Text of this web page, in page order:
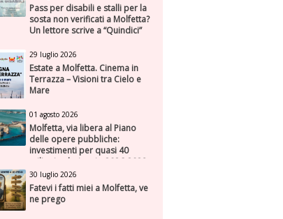
Pass per disabili e stalli per la
sosta non verificati a Molfetta?
Un lettore scrive a “Quindici”
29 luglio 2026
Estate a Molfetta. Cinema in
Terrazza – Visioni tra Cielo e
Mare
01 agosto 2026
Molfetta, via libera al Piano
delle opere pubbliche:
investimenti per quasi 40
milioni nel triennio 2026-2028
30 luglio 2026
Fatevi i fatti miei a Molfetta, ve
ne prego